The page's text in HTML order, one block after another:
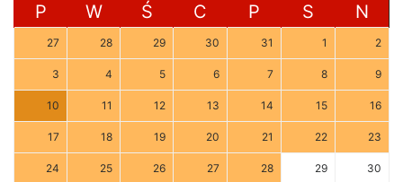
P W Ś C P S N
27 28 29 30 31 1 2
3 4 5 6 7 8 9
10 11 12 13 14 15 16
17 18 19 20 21 22 23
24 25 26 27 28 29 30